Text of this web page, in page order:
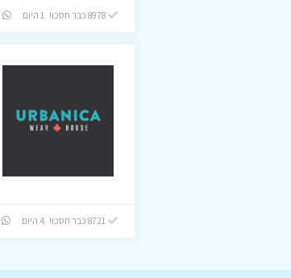
8978 כבר חסכו! 1 היום